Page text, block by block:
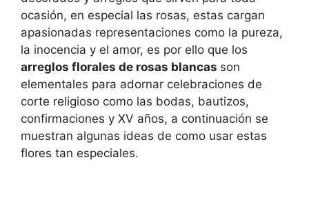
ocasión, en especial las rosas, estas cargan
apasionadas representaciones como la pureza,
la inocencia y el amor, es por ello que los
arreglos florales de rosas blancas son
elementales para adornar celebraciones de
corte religioso como las bodas, bautizos,
confirmaciones y XV años, a continuación se
muestran algunas ideas de como usar estas
flores tan especiales.